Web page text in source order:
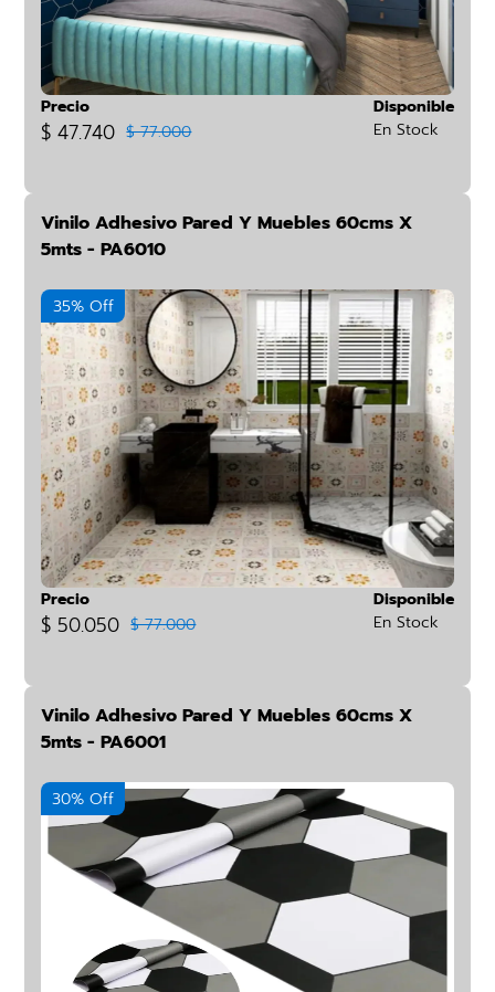
Precio
$ 47.740 $ 77.000
Disponible
En Stock
Vinilo Adhesivo Pared Y Muebles 60cms X
5mts - PA6010
35% Off
Precio
$ 50.050 $ 77.000
Disponible
En Stock
Vinilo Adhesivo Pared Y Muebles 60cms X
5mts - PA6001
30% Off